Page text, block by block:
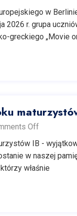
w
2026 r. grupa
greckiego „Movie
Off
IB -
w naszej
właśnie